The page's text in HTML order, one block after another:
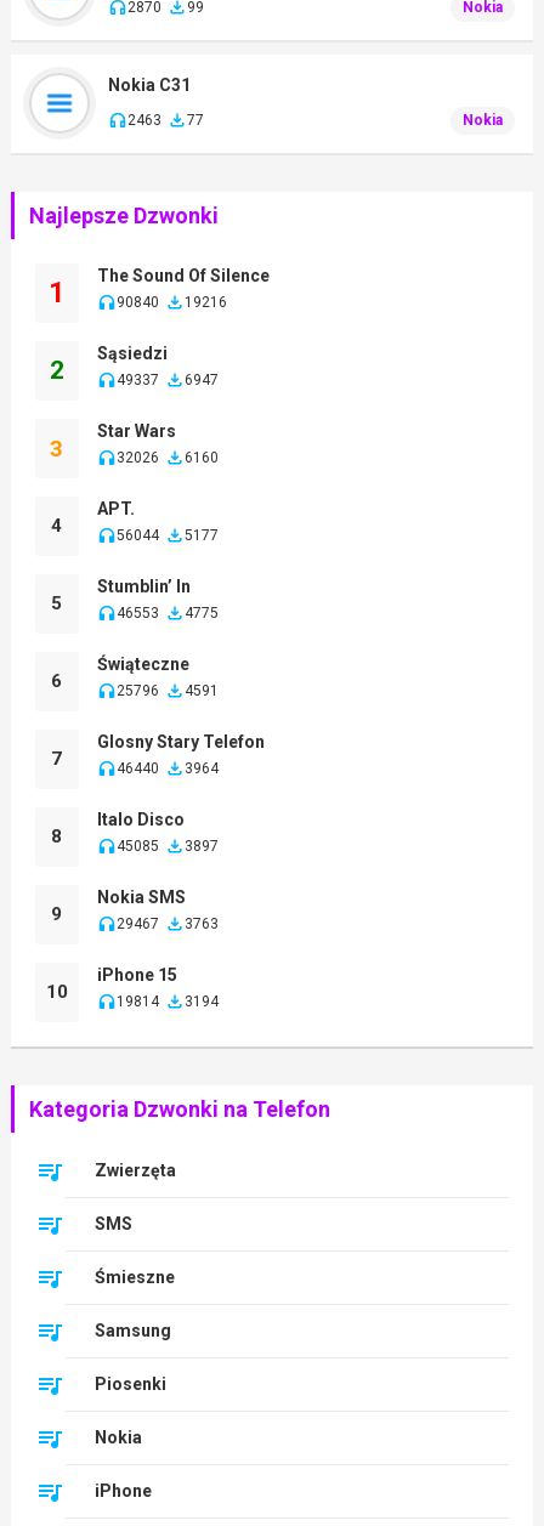
2870 99 Nokia
Nokia C31
2463 77 Nokia
Najlepsze Dzwonki
1
The Sound Of Silence
90840 19216
2
Sąsiedzi
49337 6947
3
Star Wars
32026 6160
4
APT.
56044 5177
5
Stumblin’ In
46553 4775
6
Świąteczne
25796 4591
7
Glosny Stary Telefon
46440 3964
8
Italo Disco
45085 3897
9
Nokia SMS
29467 3763
10
iPhone 15
19814 3194
Kategoria Dzwonki na Telefon
Zwierzęta
SMS
Śmieszne
Samsung
Piosenki
Nokia
iPhone